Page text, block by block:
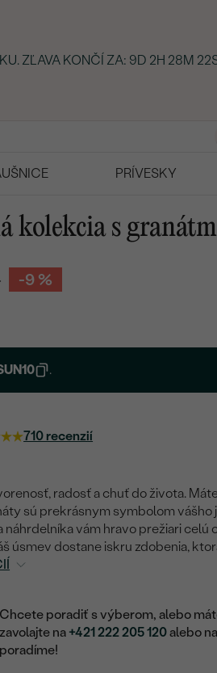
ZĽAVA KONČÍ ZA: 9D 2H 28M 21S
PRÍVESKY
kolekcia s
-9 %
.
710 recenzií
radosť a chuť do života.
sú prekrásnym symbolom vášho
náhrdelníka vám hravo prežiari
úsmev dostane iskru zdobenia,
Chcete poradiť s výberom, alebo
zavolajte na +421 222 205 120alebo
poradíme!